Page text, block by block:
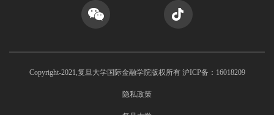
Copyright-2021,复旦大学国际金融学院版权所有 沪ICP备：16018209
隐私政策